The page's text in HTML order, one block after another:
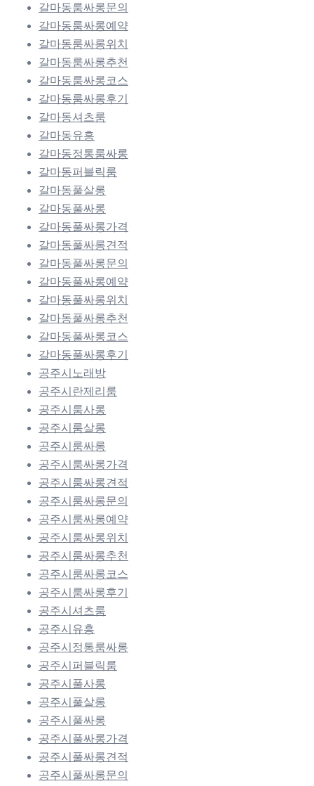
갈마동룸싸롱문의
갈마동룸싸롱예약
갈마동룸싸롱위치
갈마동룸싸롱추천
갈마동룸싸롱코스
갈마동룸싸롱후기
갈마동셔츠룸
갈마동유흥
갈마동정통룸싸롱
갈마동퍼블릭룸
갈마동풀살롱
갈마동풀싸롱
갈마동풀싸롱가격
갈마동풀싸롱견적
갈마동풀싸롱문의
갈마동풀싸롱예약
갈마동풀싸롱위치
갈마동풀싸롱추천
갈마동풀싸롱코스
갈마동풀싸롱후기
공주시노래방
공주시란제리룸
공주시룸사롱
공주시룸살롱
공주시룸싸롱
공주시룸싸롱가격
공주시룸싸롱견적
공주시룸싸롱문의
공주시룸싸롱예약
공주시룸싸롱위치
공주시룸싸롱추천
공주시룸싸롱코스
공주시룸싸롱후기
공주시셔츠룸
공주시유흥
공주시정통룸싸롱
공주시퍼블릭룸
공주시풀사롱
공주시풀살롱
공주시풀싸롱
공주시풀싸롱가격
공주시풀싸롱견적
공주시풀싸롱문의